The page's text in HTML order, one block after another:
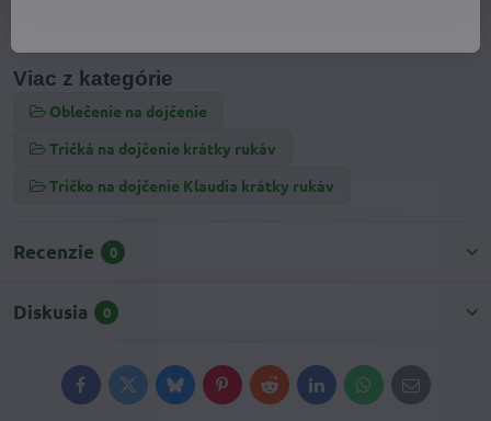
Viac z kategórie
Oblečenie na dojčenie
Tričká na dojčenie krátky rukáv
Tričko na dojčenie Klaudia krátky rukáv
Recenzie 0
Diskusia 0
FacebookTwitterBlueskyPinterestRedditLinkedInWhatsApp
E-
mail